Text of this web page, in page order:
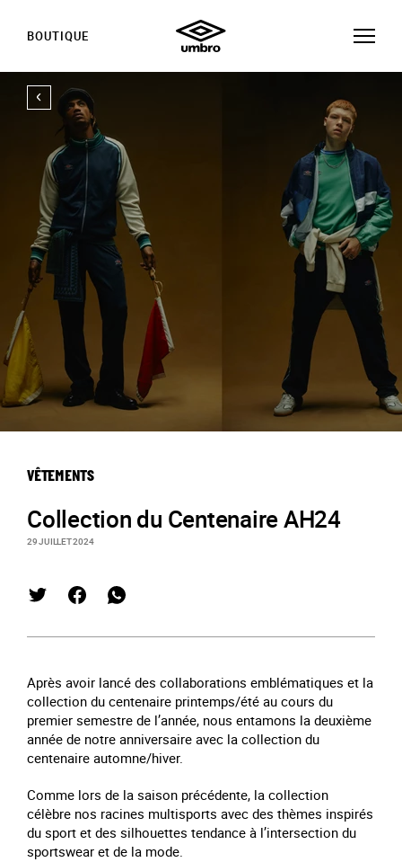
BOUTIQUE
VÊTEMENTS
Collection du Centenaire AH24
29 JUILLET 2024
Après avoir lancé des collaborations emblématiques et la
collection du centenaire printemps/été au cours du
premier semestre de l’année, nous entamons la deuxième
année de notre anniversaire avec la collection du
centenaire automne/hiver.
Comme lors de la saison précédente, la collection
célèbre nos racines multisports avec des thèmes inspirés
du sport et des silhouettes tendance à l’intersection du
sportswear et de la mode.